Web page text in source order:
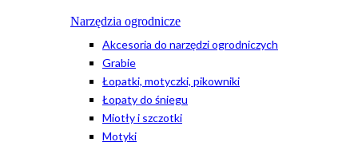
Narzędzia ogrodnicze
Akcesoria do narzędzi ogrodniczych
Grabie
Łopatki, motyczki, pikowniki
Łopaty do śniegu
Miotły i szczotki
Motyki